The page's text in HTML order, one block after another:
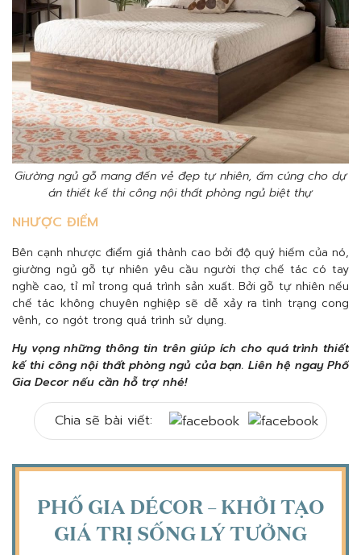
Giường ngủ gỗ mang đến vẻ đẹp tự nhiên, ấm cúng cho dự
án thiết kế thi công nội thất phòng ngủ biệt thự
NHƯỢC ĐIỂM
Bên cạnh nhược điểm giá thành cao bởi độ quý hiếm của nó,
giường ngủ gỗ tự nhiên yêu cầu người thợ chế tác có tay
nghề cao, tỉ mỉ trong quá trình sản xuất. Bởi gỗ tự nhiên nếu
chế tác không chuyên nghiệp sẽ dễ xảy ra tình trạng cong
vênh, co ngót trong quá trình sử dụng.
Hy vọng những thông tin trên giúp ích cho quá trình thiết
kế thi công nội thất phòng ngủ của bạn. Liên hệ ngay Phố
Gia Decor nếu cần hỗ trợ nhé!
Chia sẽ bài viết:
PHỐ GIA DÉCOR – KHỞI TẠO
GIÁ TRỊ SỐNG LÝ TƯỞNG